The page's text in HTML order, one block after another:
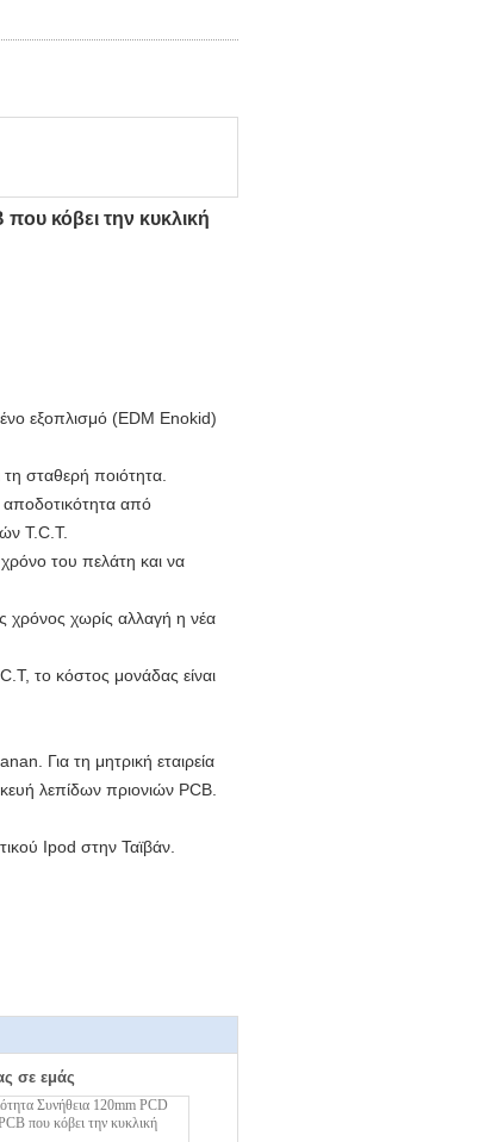
που κόβει την κυκλική
εξοπλισμό (EDM Enokid)
σταθερή ποιότητα.
αποδοτικότητα από
T.C.T.
του πελάτη και να
χρόνος χωρίς αλλαγή η νέα
το κόστος μονάδας είναι
Για τη μητρική εταιρεία
λεπίδων πριονιών PCB.
Ipod στην Ταϊβάν.
σε εμάς